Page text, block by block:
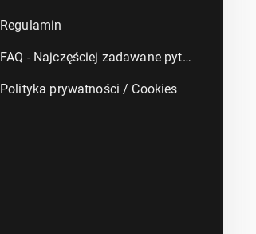
Regulamin
FAQ - Najczęściej zadawane pytania
Polityka prywatności / Cookies